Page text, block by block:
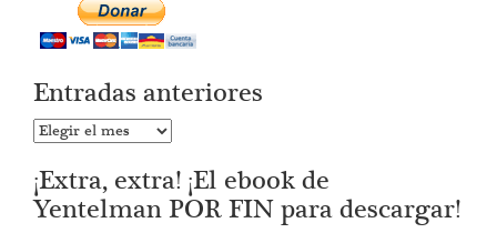
Entradas anteriores
Entradas
¡Extra, extra! ¡El ebook de
Yentelman POR FIN para descargar!